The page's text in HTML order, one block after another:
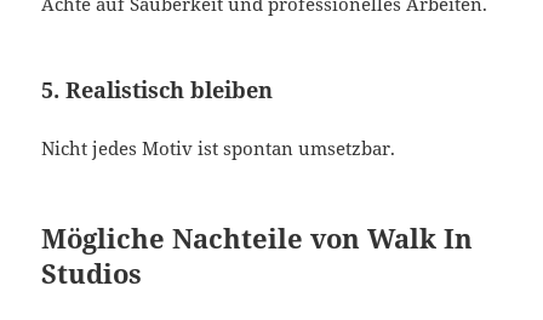
5. Realistisch bleiben
Nicht jedes Motiv ist spontan umsetzbar.
Mögliche Nachteile von Walk In
Studios